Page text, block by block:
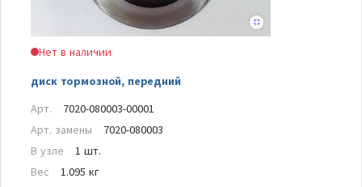
Нет в наличии
диск тормозной, передний
Арт.
7020-080003-00001
Арт. замены
7020-080003
В узле
1 шт.
Вес
1.095 кг